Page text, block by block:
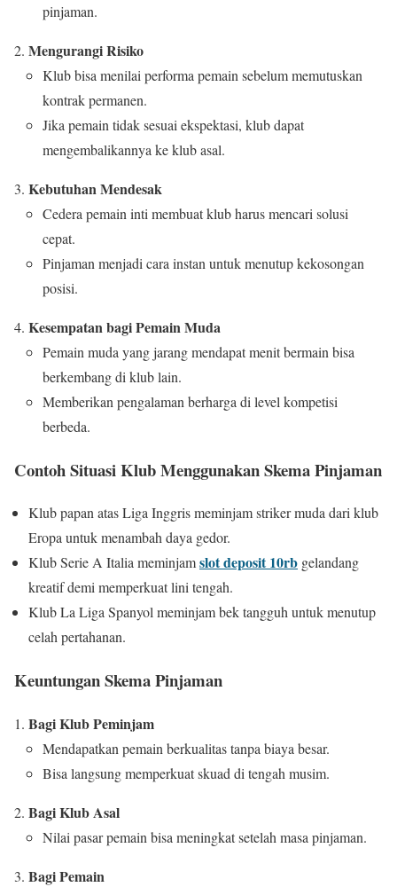
pinjaman.
Mengurangi Risiko
Klub bisa menilai performa pemain sebelum memutuskan
kontrak permanen.
Jika pemain tidak sesuai ekspektasi, klub dapat
mengembalikannya ke klub asal.
Kebutuhan Mendesak
Cedera pemain inti membuat klub harus mencari solusi
cepat.
Pinjaman menjadi cara instan untuk menutup kekosongan
posisi.
Kesempatan bagi Pemain Muda
Pemain muda yang jarang mendapat menit bermain bisa
berkembang di klub lain.
Memberikan pengalaman berharga di level kompetisi
berbeda.
Contoh Situasi Klub Menggunakan Skema Pinjaman
Klub papan atas Liga Inggris meminjam striker muda dari klub
Eropa untuk menambah daya gedor.
Klub Serie A Italia meminjamslot deposit 10rb gelandang
kreatif demi memperkuat lini tengah.
Klub La Liga Spanyol meminjam bek tangguh untuk menutup
celah pertahanan.
Keuntungan Skema Pinjaman
Bagi Klub Peminjam
Mendapatkan pemain berkualitas tanpa biaya besar.
Bisa langsung memperkuat skuad di tengah musim.
Bagi Klub Asal
Nilai pasar pemain bisa meningkat setelah masa pinjaman.
Bagi Pemain